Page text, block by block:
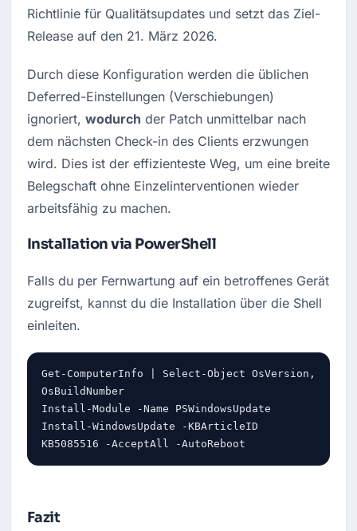
Richtlinie für Qualitätsupdates und setzt das Ziel-
Release auf den 21. März 2026.
Durch diese Konfiguration werden die üblichen
Deferred-Einstellungen (Verschiebungen)
ignoriert, wodurch der Patch unmittelbar nach
dem nächsten Check-in des Clients erzwungen
wird. Dies ist der effizienteste Weg, um eine breite
Belegschaft ohne Einzelinterventionen wieder
arbeitsfähig zu machen.
Installation via PowerShell
Falls du per Fernwartung auf ein betroffenes Gerät
zugreifst, kannst du die Installation über die Shell
einleiten.
Get-ComputerInfo | Select-Object OsVersion,
OsBuildNumber
Install-Module -Name PSWindowsUpdate
Install-WindowsUpdate -KBArticleID
Fazit